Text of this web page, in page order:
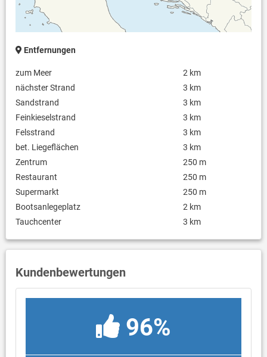
Entfernungen
zum Meer
2 km
nächster Strand
3 km
Sandstrand
3 km
Feinkieselstrand
3 km
Felsstrand
3 km
bet. Liegeflächen
3 km
Zentrum
250 m
Restaurant
250 m
Supermarkt
250 m
Bootsanlegeplatz
2 km
Tauchcenter
3 km
Kundenbewertungen
96%